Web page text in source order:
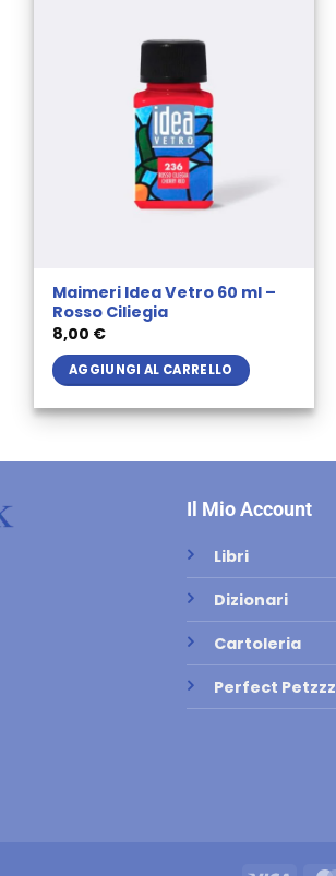
Maimeri Idea Vetro 60 ml –
Rosso Ciliegia
8,00 €
AGGIUNGI AL CARRELLO
Il Mio Account
Libri
Dizionari
Cartoleria
Perfect Petzzz